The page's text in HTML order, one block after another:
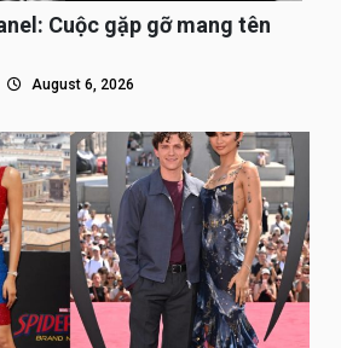
Cuộc gặp gỡ mang tên
August 6, 2026